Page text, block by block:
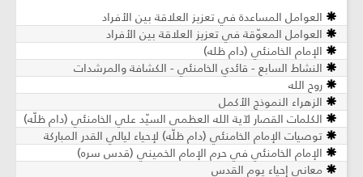
العوامل المساعدة في تعزيز العلاقة بين الأفراد
العوامل المعوّقة في تعزيز العلاقة بين الأفراد
الإمام الخامنئي (دام ظله)
النشاط السابع - قائدي الخامنئي - الكشافة والمرشدات
روح الله
الزهراء النموذج الأكمل
الكلمات القصار لآية الله العظمى السيّد علي الخامنئي (دام ظلّه)
توصيات الإمام الخامنئي (دام ظلّه) لإحياء ليالي القدر المباركة
الإمام الخامنئي في حرم الإمام الخميني (قدس سره)
معاني إحياء يوم القدس